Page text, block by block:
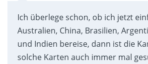
Ich überlege schon, ob ich jetzt
Australien, China, Brasilien,
und Indien bereise, dann ist die
solche Karten auch immer mal